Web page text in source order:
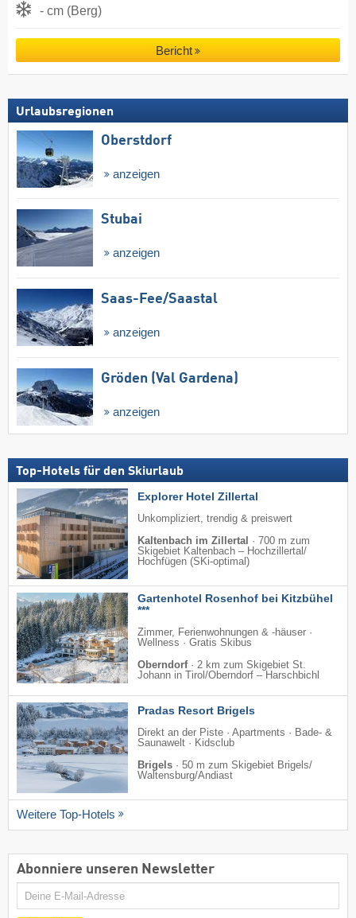
- cm (Berg)
Bericht
Urlaubsregionen
Oberstdorf
anzeigen
Stubai
anzeigen
Saas-Fee/​Saastal
anzeigen
Gröden (Val Gardena)
anzeigen
Top-Hotels für den Skiurlaub
Explorer Hotel Zillertal
Unkompliziert, trendig & preiswert
Kaltenbach im Zillertal
· 700 m zum
Skigebiet Kaltenbach – Hochzillertal/​
Hochfügen (SKi-optimal)
Gartenhotel Rosenhof bei Kitzbühel
***
Zimmer, Ferienwohnungen & -häuser ·
Wellness · Gratis Skibus
Oberndorf · 2 km zum Skigebiet St.
Johann in Tirol/​Oberndorf – Harschbichl
Pradas Resort Brigels
Direkt an der Piste · Apartments · Bade- &
Saunawelt · Kidsclub
Brigels · 50 m zum Skigebiet Brigels/​
Waltensburg/​Andiast
Weitere Top-Hotels
Abonniere unseren Newsletter
E-